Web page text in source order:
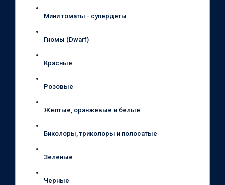
Мини томаты - супердеты
Гномы (Dwarf)
Красные
Розовые
Желтые, оранжевые и белые
Биколоры, триколоры и полосатые
Зеленые
Черные